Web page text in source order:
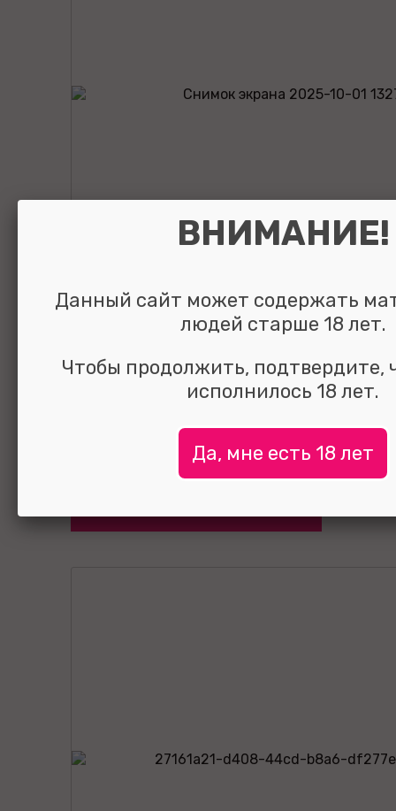
Фулибао Форте
возбуждающие
капсулы для
ВНИМАНИЕ!
Данный сайт может содержать
людей старше 18 лет.
Чтобы продолжить, подтвердите,
исполнилось 18 лет.
Да, мне есть 18 лет